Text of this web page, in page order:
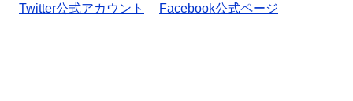
Twitter公式アカウント
Facebook公式ページ